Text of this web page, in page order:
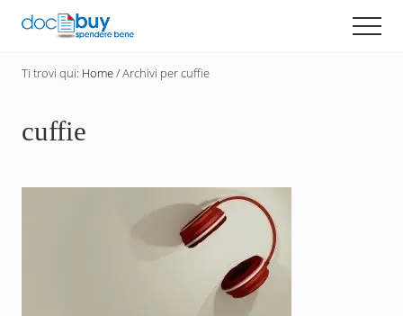
Menu
Passa
principale
un
acquirente
con
DocBuy
Ti trovi qui: Home/Archivi per cuffie
cuffie